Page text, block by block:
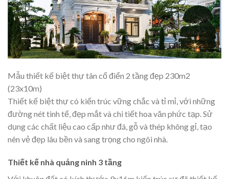
Mẫu thiết kế biệt thự tân cổ điển 2 tầng đẹp 230m2
(23x10m)
Thiết kế biệt thự có kiến trúc vững chắc và tỉ mỉ, với những
đường nét tinh tế, đẹp mắt và chi tiết hoa văn phức tạp. Sử
dụng các chất liệu cao cấp như đá, gỗ và thép không gỉ, tạo
nên vẻ đẹp lâu bền và sang trọng cho ngôi nhà.
Thiết kế nhà quảng ninh 3 tầng